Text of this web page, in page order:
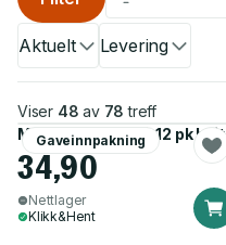
Aktuelt Levering
Viser 48 av 78 treff
Gaveinnpakning
Merkelapper kraft 12 pk hvit
34,90
Nettlager
Klikk&Hent